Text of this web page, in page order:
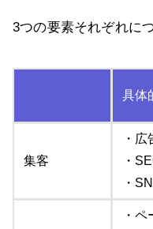
3つの要素それぞれに
具体
集客
・広
・
・
・